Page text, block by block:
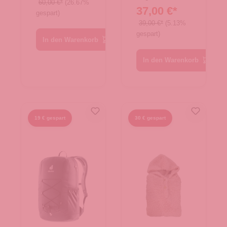
60,00 €* (26.67%
gespart)
37,00 €*
39,00 €* (5.13%
gespart)
19 € gespart 30 € gespart